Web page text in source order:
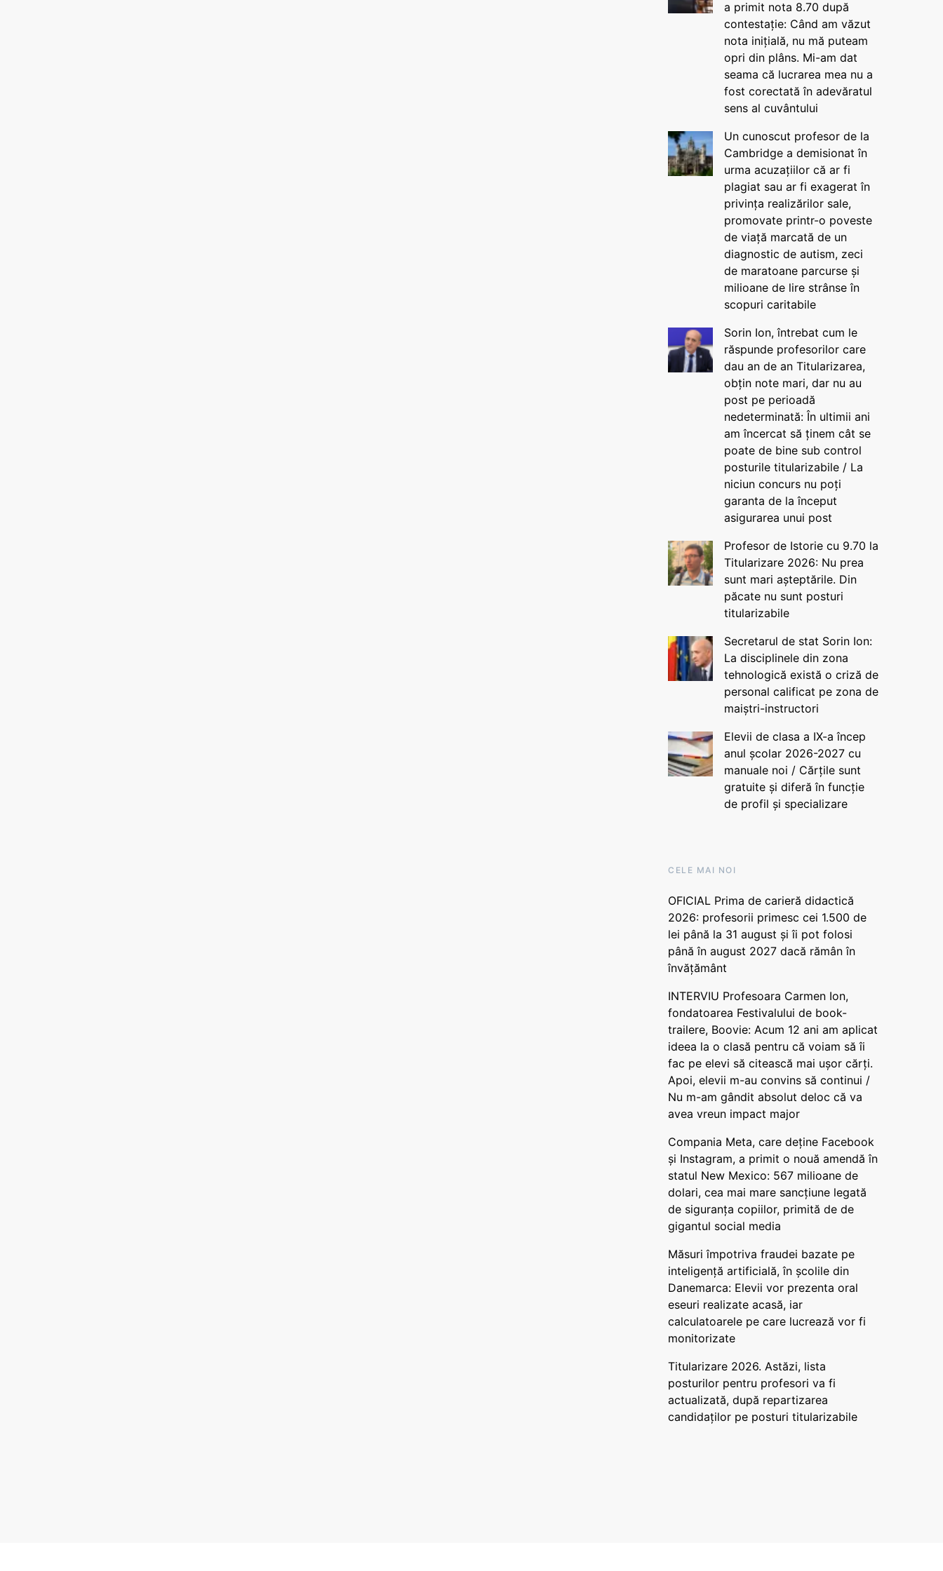
a primit nota 8.70 după
contestație: Când am văzut
nota inițială, nu mă puteam
opri din plâns. Mi-am dat
seama că lucrarea mea nu a
fost corectată în adevăratul
sens al cuvântului
Un cunoscut profesor de la
Cambridge a demisionat în
urma acuzațiilor că ar fi
plagiat sau ar fi exagerat în
privința realizărilor sale,
promovate printr-o poveste
de viață marcată de un
diagnostic de autism, zeci
de maratoane parcurse și
milioane de lire strânse în
scopuri caritabile
Sorin Ion, întrebat cum le
răspunde profesorilor care
dau an de an Titularizarea,
obțin note mari, dar nu au
post pe perioadă
nedeterminată: În ultimii ani
am încercat să ținem cât se
poate de bine sub control
posturile titularizabile / La
niciun concurs nu poți
garanta de la început
asigurarea unui post
Profesor de Istorie cu 9.70 la
Titularizare 2026: Nu prea
sunt mari așteptările. Din
păcate nu sunt posturi
titularizabile
Secretarul de stat Sorin Ion:
La disciplinele din zona
tehnologică există o criză de
personal calificat pe zona de
maiștri-instructori
Elevii de clasa a IX-a încep
anul școlar 2026-2027 cu
manuale noi / Cărțile sunt
gratuite și diferă în funcție
de profil și specializare
CELE MAI NOI
OFICIAL Prima de carieră didactică
2026: profesorii primesc cei 1.500 de
lei până la 31 august și îi pot folosi
până în august 2027 dacă rămân în
învățământ
INTERVIU Profesoara Carmen Ion,
fondatoarea Festivalului de book-
trailere, Boovie: Acum 12 ani am aplicat
ideea la o clasă pentru că voiam să îi
fac pe elevi să citească mai ușor cărți.
Apoi, elevii m-au convins să continui /
Nu m-am gândit absolut deloc că va
avea vreun impact major
Compania Meta, care deține Facebook
și Instagram, a primit o nouă amendă în
statul New Mexico: 567 milioane de
dolari, cea mai mare sancțiune legată
de siguranța copiilor, primită de de
gigantul social media
Măsuri împotriva fraudei bazate pe
inteligență artificială, în școlile din
Danemarca: Elevii vor prezenta oral
eseuri realizate acasă, iar
calculatoarele pe care lucrează vor fi
monitorizate
Titularizare 2026. Astăzi, lista
posturilor pentru profesori va fi
actualizată, după repartizarea
candidaților pe posturi titularizabile